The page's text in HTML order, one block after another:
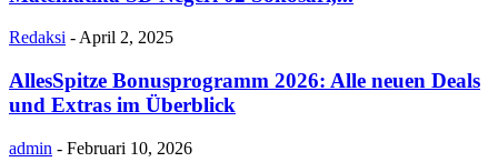
Redaksi - April 2, 2025
AllesSpitze Bonusprogramm 2026: Alle neuen Deals
und Extras im Überblick
admin - Februari 10, 2026